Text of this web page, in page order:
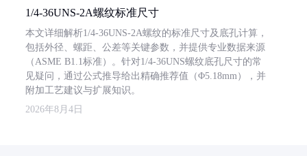
1/4-36UNS-2A螺纹标准尺寸
本文详细解析1/4-36UNS-2A螺纹的标准尺寸及底孔计算，
包括外径、螺距、公差等关键参数，并提供专业数据来源
（ASME B1.1标准）。针对1/4-36UNS螺纹底孔尺寸的常
见疑问，通过公式推导给出精确推荐值（Φ5.18mm），并
附加工艺建议与扩展知识。
2026年8月4日